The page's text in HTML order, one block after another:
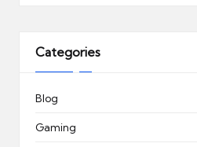
Categories
Blog
Gaming